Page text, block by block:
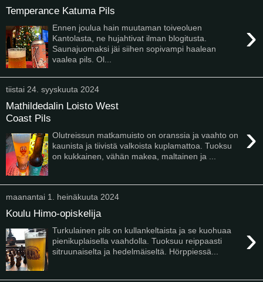
Temperance Katuma Pils
›
Ennen joulua hain muutaman toiveoluen
Kantolasta, ne hujahtivat ilman blogitusta.
Saunajuomaksi jäi siihen sopivampi haalean
vaalea pils. Ol...
tiistai 24. syyskuuta 2024
Mathildedalin Loisto West
Coast Pils
›
Olutreissun matkamuisto on oranssia ja vaahto on
kaunista ja tiivistä valkoista kuplamattoa. Tuoksu
on kukkainen, vähän makea, maltainen ja ...
maanantai 1. heinäkuuta 2024
Koulu Himo-opiskelija
›
Turkulainen pils on kullankeltaista ja se kuohuaa
pienikuplaisella vaahdolla. Tuoksuu reippaasti
sitruunaiselta ja hedelmäiseltä. Hörppiessä...